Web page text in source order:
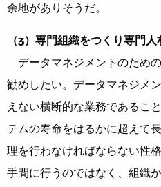
余地がありそうだ。
（3）専門組織をつくり専門
データマネジメントのため
勧めしたい。データマネジメ
えない横断的な業務であるこ
テムの寿命をはるかに超えて
理を行わなければならない性
手間に行うのではなく、組織